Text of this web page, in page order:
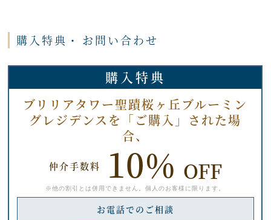
購入特典・ お問い合わせ
購入特典
ブリリアタワー聖蹟桜ヶ丘ブルーミン
グレジデンスを「ご購入」された場
合、
仲介手数料 10% OFF
※他の割引とは併用できません。個人のお客様に限ります。
お電話でのご相談